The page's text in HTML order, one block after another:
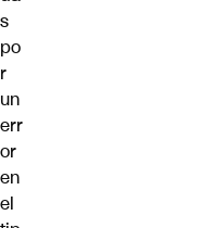
s
po
r
un
err
or
en
el